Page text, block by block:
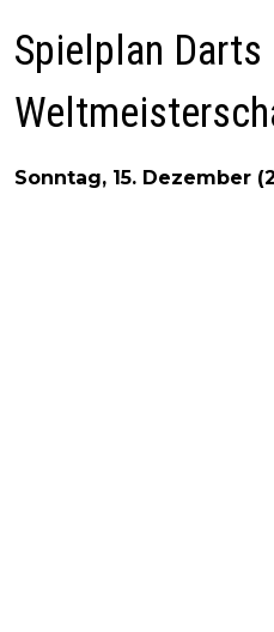
Spielplan Darts
Sonntag, 15. Dezember